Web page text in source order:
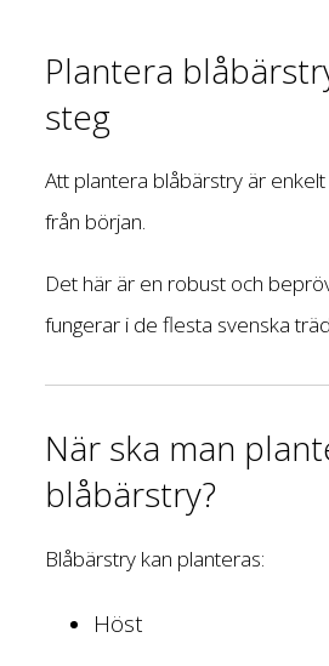
Plantera
steg
Att plantera blåbärstry är
från början.
Det här är en robust och
fungerar i de flesta svenska
När ska man
blåbärstry?
Blåbärstry kan planteras:
Höst